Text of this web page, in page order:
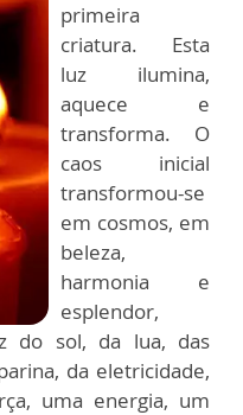
primeira
criatura. Esta
luz ilumina,
aquece e
transforma. O
caos inicial
transformou-se
em cosmos, em
beleza,
harmonia e
esplendor,
do sol, da lua, das
da eletricidade,
uma energia, um